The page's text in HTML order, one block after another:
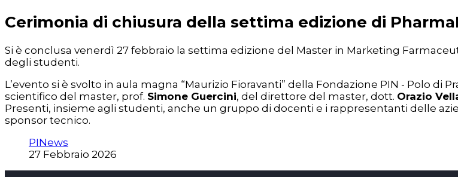
Cerimonia di chiusura della settima edizione di
Si è conclusa venerdì 27 febbraio la settima edizione del Master in Marketing
degli studenti.
L’evento si è svolto in aula magna “Maurizio Fioravanti” della Fondazione PIN - Polo di
scientifico del master, prof. Simone Guercini, del direttore del master, dott. Orazio
Presenti, insieme agli studenti, anche un gruppo di docenti e i rappresentanti delle
sponsor tecnico.
PINews
27 Febbraio 2026